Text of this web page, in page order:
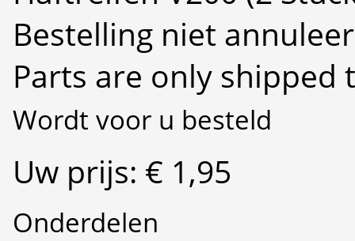
Bestelling niet
Parts are only shipped
Wordt voor u besteld
Uw prijs: € 1,95
Onderdelen